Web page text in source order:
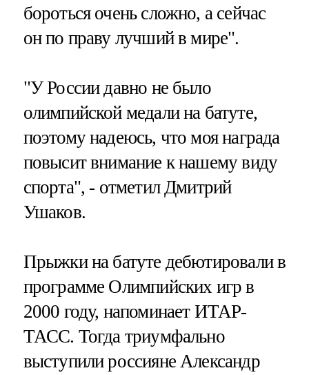
бороться очень сложно, а сейчас
он по праву лучший в мире".
"У России давно не было
олимпийской медали на батуте,
поэтому надеюсь, что моя награда
повысит внимание к нашему виду
спорта", - отметил Дмитрий
Ушаков.
Прыжки на батуте дебютировали в
программе Олимпийских игр в
2000 году, напоминает ИТАР-
ТАСС. Тогда триумфально
выступили россияне Александр